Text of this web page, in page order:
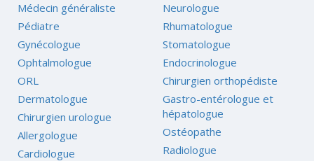
Médecin généraliste
Pédiatre
Gynécologue
Ophtalmologue
ORL
Dermatologue
Chirurgien urologue
Allergologue
Cardiologue
Neurologue
Rhumatologue
Stomatologue
Endocrinologue
Chirurgien orthopédiste
Gastro-entérologue et
hépatologue
Ostéopathe
Radiologue